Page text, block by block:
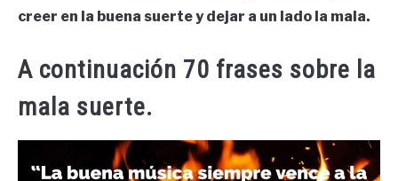
creer en la buena suerte y dejar a un lado la mala.
A continuación 70 frases sobre la
mala suerte.